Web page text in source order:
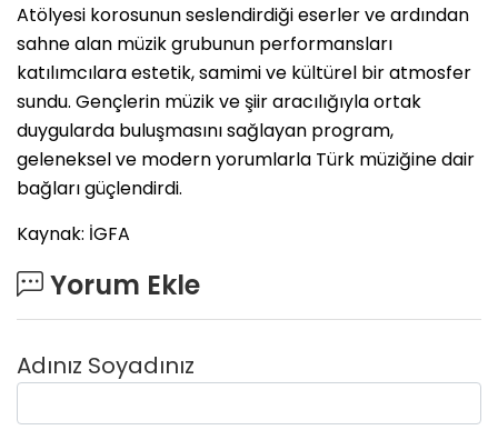
Atölyesi korosunun seslendirdiği eserler ve ardından
sahne alan müzik grubunun performansları
katılımcılara estetik, samimi ve kültürel bir atmosfer
sundu. Gençlerin müzik ve şiir aracılığıyla ortak
duygularda buluşmasını sağlayan program,
geleneksel ve modern yorumlarla Türk müziğine dair
bağları güçlendirdi.
Kaynak: İGFA
Yorum Ekle
Adınız Soyadınız